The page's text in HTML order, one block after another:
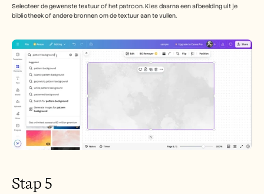
Selecteer de gewenste textuur of het patroon. Kies daarna een afbeelding uit je
bibliotheek of andere bronnen om de textuur aan te vullen.
Stap 5